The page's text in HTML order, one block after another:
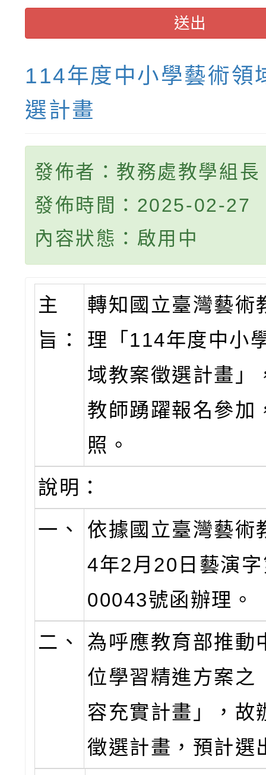
送出
114年度中小學藝術領
選計畫
發佈者：教務處教學組長
發佈時間：2025-02-27
內容狀態：啟用中
主
旨：
轉知國立臺灣藝術
理「114年度中小
域教案徵選計畫」
教師踴躍報名參加
照。
說明：
一、
依據國立臺灣藝術
4年2月20日藝演
00043號函辦理。
二、
為呼應教育部推動
位學習精進方案之
容充實計畫」，故
徵選計畫，預計選